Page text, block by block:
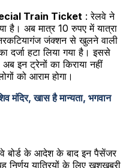
Train Ticket : रेलवे ने
है। अब मात्र 10 रुपए में यात्रा
जंक्शन से खुलने वाली
दर्जा हटा लिया गया है। इससे
अब इन ट्रेनों का किराया नहीं
को आराम होगा।
मंदिर, खास है मान्यता, भगवान
बोर्ड के आदेश के बाद इन पैसेंजर
निर्णय यात्रियों के लिए खुशखबरी